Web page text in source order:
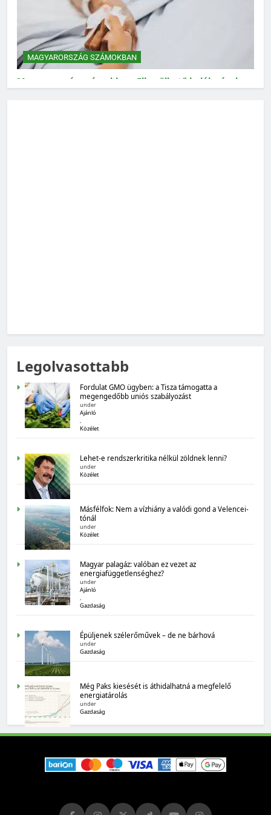
MAGYARORSZÁG SZÁMOKBAN
Magyarország számokban: Elkerülhető halálozások
Magyarország számokban: Fogyasztói bizalom,
gazdasági várakozások
MAGYARORSZÁG SZÁMOKBAN
Magyarország számokban: Államadósság
MAGYARORSZÁG SZÁMOKBAN
Magyarország számokban: biogazdálkodás
Legolvasottabb
Fordulat GMO ügyben: a Tisza támogatta a
megengedőbb uniós szabályozást
under
Ajánló
,
Közélet
Lehet-e rendszerkritika nélkül zöldnek lenni?
under
Közélet
Másfélfok: Nem a vízhiány a valódi gond a Velencei-
tónál
under
Közélet
Magyar palagáz: valóban ez vezet az
energiafüggetlenséghez?
under
Ajánló
,
Gazdaság
Épüljenek szélerőművek – de ne bárhová
under
Gazdaság
Még Paks kiesését is áthidalhatná a megfelelő
energiatárolás
under
Gazdaság